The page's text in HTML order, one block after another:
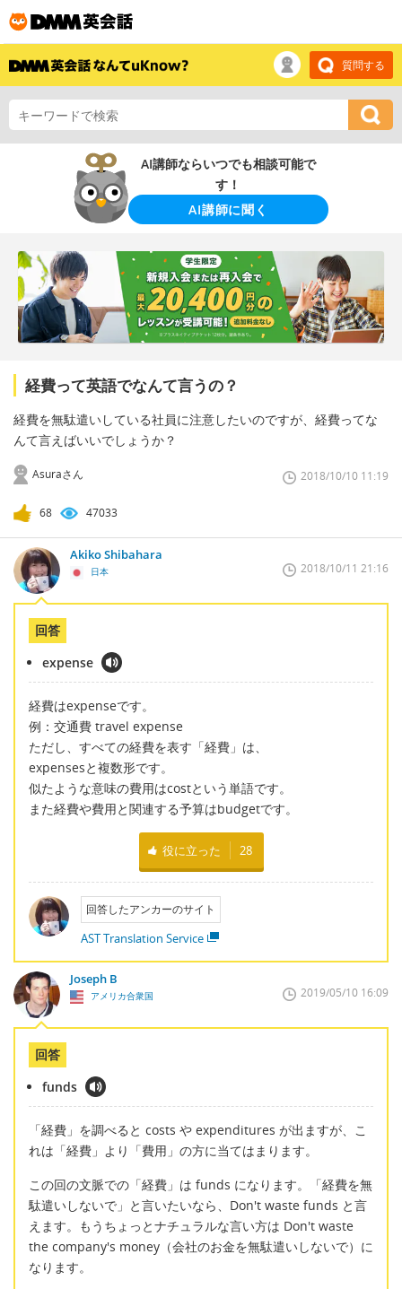
質問する
AI講師ならいつでも相談可能で
す！
AI講師に聞く
経費って英語でなんて言うの？
経費を無駄遣いしている社員に注意したいのですが、経費ってな
んて言えばいいでしょうか？
Asuraさん 2018/10/10 11:19
68 47033
Akiko Shibahara
日本 2018/10/11 21:16
回答
expense
経費はexpenseです。
例：交通費 travel expense
ただし、すべての経費を表す「経費」は、
expensesと複数形です。
似たような意味の費用はcostという単語です。
また経費や費用と関連する予算はbudgetです。
役に立った 28
回答したアンカーのサイト
AST Translation Service
Joseph B
アメリカ合衆国 2019/05/10 16:09
回答
funds
「経費」を調べると costs や expenditures が出ますが、こ
れは「経費」より「費用」の方に当てはまります。
この回の文脈での「経費」は funds になります。「経費を無
駄遣いしないで」と言いたいなら、Don't waste funds と言
えます。もうちょっとナチュラルな言い方は Don't waste
the company's money（会社のお金を無駄遣いしないで）に
なります。